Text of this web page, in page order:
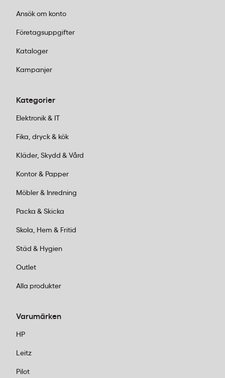
sig inte för ytor där etiketten behöver tas bort utan
att lämna märken.
Ansök om konto
Företagsuppgifter
Kataloger
Kampanjer
Kategorier
Elektronik & IT
Fika, dryck & kök
Kläder, Skydd & Vård
Kontor & Papper
Möbler & Inredning
Packa & Skicka
Skola, Hem & Fritid
Städ & Hygien
Outlet
Alla produkter
Varumärken
HP
Leitz
Pilot